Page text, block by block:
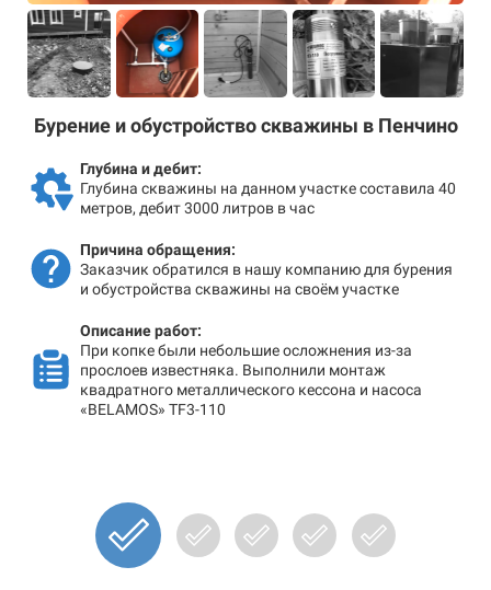
Бурение и обустройство скважины в Пенчино
Глубина и дебит:
Глубина скважины на данном участке составила 40
метров, дебит 3000 литров в час
Причина обращения:
Заказчик обратился в нашу компанию для бурения
и обустройства скважины на своём участке
Описание работ:
При копке были небольшие осложнения из-за
прослоев известняка. Выполнили монтаж
квадратного металлического кессона и насоса
«BELAMOS» TF3-110